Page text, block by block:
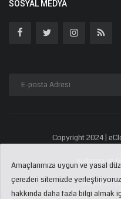
SOSYAL MEDYA
Copyright 2024 |
Kullanıcı
Amaçlarımıza uygun ve yasal
çerezleri sitemizde
hakkında daha fazla bilgi almak